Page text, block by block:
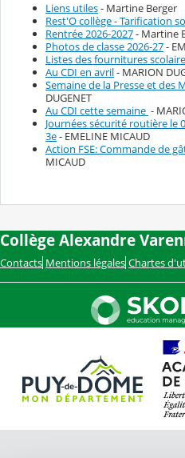
Liens utiles- Martine Berger
Rest'O collège - Tarification
Rentrée 2026-2027- Martine
Photos de classe 2026-27-
Listes des fournitures
Au CDI en avril- MARION
Semaine de la Presse et des
DUGENET
Au CDI cette semaine -
Journées sécurité routière le
3e- EMELINE MICAUD
Action FSE: Commande de
MICAUD
Collège Alexandre
Contacts Mentions légales Chartes